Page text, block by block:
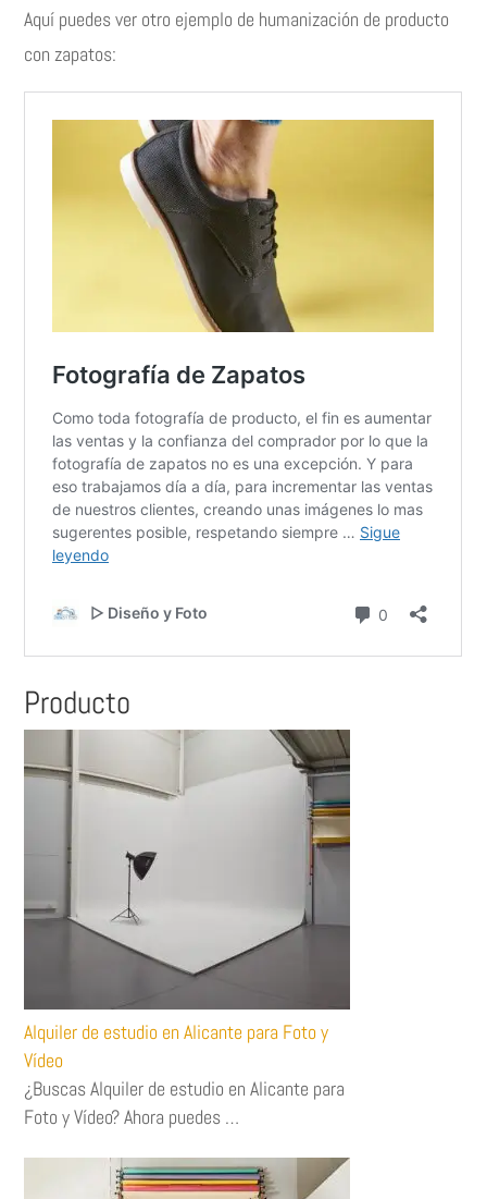
Aquí puedes ver otro ejemplo de humanización de producto
con zapatos:
Producto
Alquiler de estudio en Alicante para Foto y
Vídeo
¿Buscas Alquiler de estudio en Alicante para
Foto y Vídeo? Ahora puedes …